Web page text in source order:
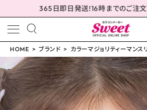
365日即日発送!16時までのご注
meeting_room ログイン person 会員登録
HOME ブランド カラーマジョリティーマンス